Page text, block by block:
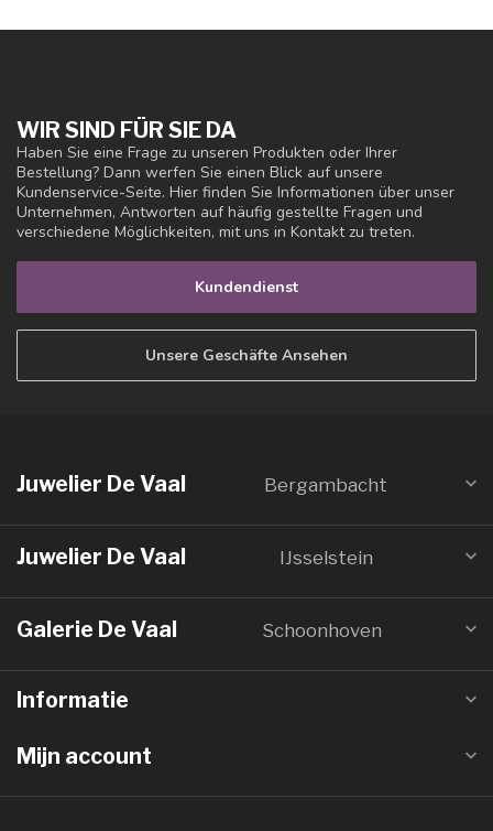
WIR SIND FÜR SIE DA
Haben Sie eine Frage zu unseren Produkten oder Ihrer
Bestellung? Dann werfen Sie einen Blick auf unsere
Kundenservice-Seite. Hier finden Sie Informationen über unser
Unternehmen, Antworten auf häufig gestellte Fragen und
verschiedene Möglichkeiten, mit uns in Kontakt zu treten.
Kundendienst
Unsere Geschäfte Ansehen
Juwelier De Vaal Bergambacht
Juwelier De Vaal IJsselstein
Galerie De Vaal Schoonhoven
Informatie
Mijn account